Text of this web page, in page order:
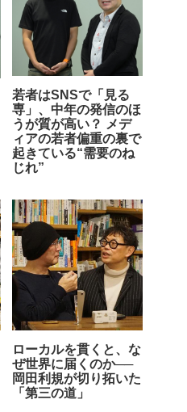
若者はSNSで「見る
専」、中年の発信のほ
うが質が高い？ メデ
ィアの若者偏重の裏で
起きている“需要のね
じれ”
ローカルを貫くと、な
ぜ世界に届くのか──
岡田利規が切り拓いた
「第三の道」